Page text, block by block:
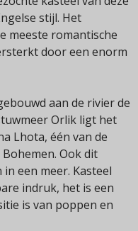
stijl. Het
meeste romantische
door een enorm
aan de rivier de
Orlik ligt het
Lhota, één van de
Ook dit
een meer. Kasteel
indruk, het is een
is van poppen en